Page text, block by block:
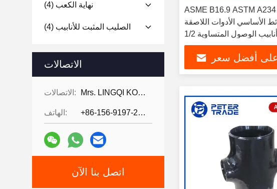
نهاية الكعب (4)
الصليب المثبت للأنابيب (4)
الاتصالات
الاتصالات: Mrs. LINGQI KONG
الهاتف: +86-156-9197-2150
اتصل بنا الآن
ASME B16.9 ASTM A234 فولاذ
الأساسي الأدوات اللاصقة
أنابيب الوصول المتساوية 1/2 NPS إلى
48 NPS
أفضل سعر